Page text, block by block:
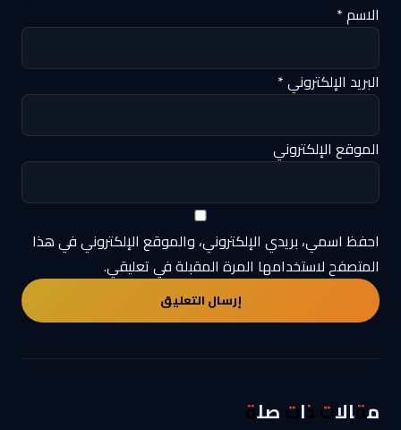
الاسم*
البريد الإلكتروني*
الموقع الإلكتروني
احفظ اسمي، بريدي الإلكتروني، والموقع الإلكتروني في هذا
المتصفح لاستخدامها المرة المقبلة في تعليقي.
مقالات ذات صلة